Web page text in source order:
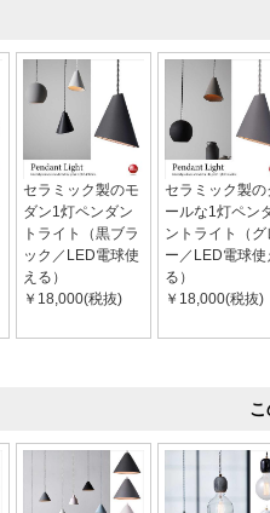
セラミック製のモ
ダン1灯ペンダン
トライト（黒ブラ
ック／LED電球使
える）
￥18,000(税抜)
セラミック製の
ールな1灯ペン
ントライト（グ
ー／LED電球使
る）
￥18,000(税抜)